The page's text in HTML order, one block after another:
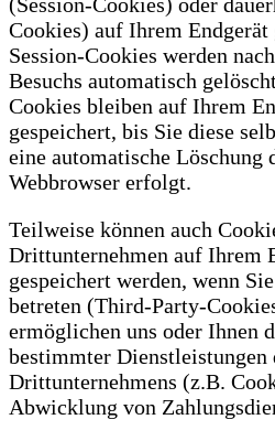
Cookies) auf Ihrem Endgerät
Session-Cookies werden
Besuchs automatisch
Cookies bleiben auf Ihrem
gespeichert, bis Sie diese
eine automatische Löschung
Webbrowser erfolgt.
Teilweise können auch
Drittunternehmen auf Ihrem
gespeichert werden, wenn
betreten (Third-Party-
ermöglichen uns oder Ihnen
bestimmter Dienstleistungen
Drittunternehmens (z.B.
Abwicklung von